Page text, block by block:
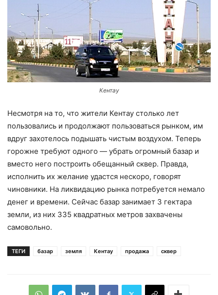
Кентау
Несмотря на то, что жители Кентау столько лет
пользовались и продолжают пользоваться рынком, им
вдруг захотелось подышать чистым воздухом. Теперь
горожне требуют одного — убрать огромный базар и
вместо него построить обещанный сквер. Правда,
исполнить их желание удастся нескоро, говорят
чиновники. На ликвидацию рынка потребуется немало
денег и времени. Сейчас базар занимает 3 гектара
земли, из них 335 квадратных метров захвачены
самовольно.
ТЕГИ базар земля Кентау продажа сквер